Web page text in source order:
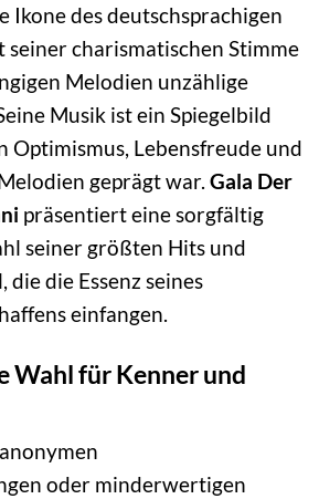
Ikone des deutschsprachigen
seiner charismatischen Stimme
Melodien unzählige
Musik ist ein Spiegelbild
Optimismus, Lebensfreude und
geprägt war. Gala Der
präsentiert eine sorgfältig
seiner größten Hits und
die Essenz seines
einfangen.
Wahl für Kenner und
oder minderwertigen